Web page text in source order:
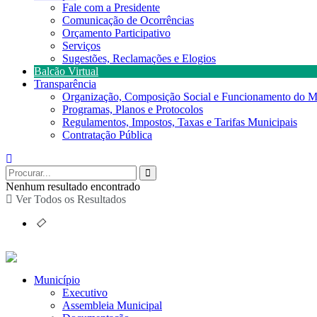
Fale com a Presidente
Comunicação de Ocorrências
Orçamento Participativo
Serviços
Sugestões, Reclamações e Elogios
Balcão Virtual
Transparência
Organização, Composição Social e Funcionamento do
Programas, Planos e Protocolos
Regulamentos, Impostos, Taxas e Tarifas Municipais
Contratação Pública
Nenhum resultado encontrado
Ver Todos os Resultados
Município
Executivo
Assembleia Municipal